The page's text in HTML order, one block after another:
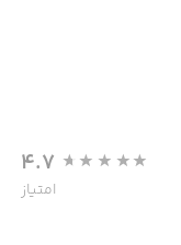
4.7
امتیاز